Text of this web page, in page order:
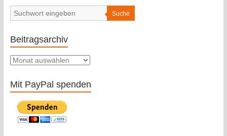
size.
size.
Suche
Beitragsarchiv
Beitragsarchiv
Mit PayPal spenden